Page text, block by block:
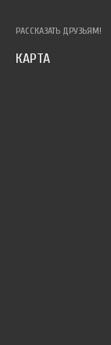
РАССКАЗАТЬ ДРУЗЬЯМ!
КАРТА